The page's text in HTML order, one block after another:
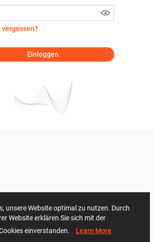
vergessen?
Einloggen
unsere Website optimal zu nutzen. Durch
Website erklären Sie sich mit der
einverstanden. Learn More